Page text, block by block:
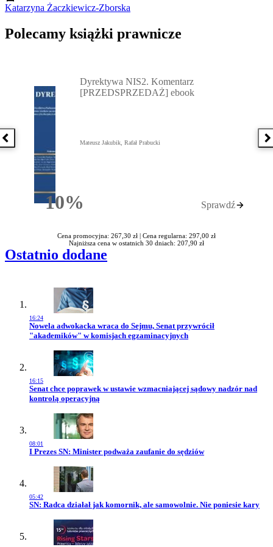
Katarzyna Żaczkiewicz-Zborska
Polecamy książki prawnicze
Poprzednia książka
10%Rabatu
Dyrektywa NIS2. Komentarz
[PRZEDSPRZEDAŻ] ebook
Mateusz Jakubik, Rafał Prabucki
Sprawdź
Cena promocyjna: 267,30 zł | Cena regularna: 297,00 zł
Najniższa cena w ostatnich 30 dniach: 207,90 zł
Ostatnio dodane
16:24
Przejdź do artykułu:
Nowela adwokacka wraca do Sejmu, Senat przywrócił
"akademików" w komisjach egzaminacyjnych
16:15
Przejdź do artykułu:
Senat chce poprawek w ustawie wzmacniającej sądowy nadzór nad
kontrolą operacyjną
08:01
Przejdź do artykułu:
I Prezes SN: Minister podważa zaufanie do sędziów
05:42
Przejdź do artykułu:
SN: Radca działał jak komornik, ale samowolnie. Nie poniesie kary